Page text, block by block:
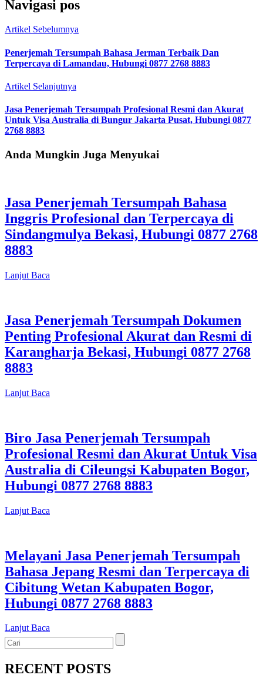
Navigasi pos
Artikel Sebelumnya
Penerjemah Tersumpah Bahasa Jerman Terbaik Dan
Terpercaya di Lamandau, Hubungi 0877 2768 8883
Artikel Selanjutnya
Jasa Penerjemah Tersumpah Profesional Resmi dan Akurat
Untuk Visa Australia di Bungur Jakarta Pusat, Hubungi 0877
2768 8883
Anda Mungkin Juga Menyukai
Jasa Penerjemah Tersumpah Bahasa
Inggris Profesional dan Terpercaya di
Sindangmulya Bekasi, Hubungi 0877 2768
8883
Lanjut Baca
Jasa Penerjemah Tersumpah Dokumen
Penting Profesional Akurat dan Resmi di
Karangharja Bekasi, Hubungi 0877 2768
8883
Lanjut Baca
Biro Jasa Penerjemah Tersumpah
Profesional Resmi dan Akurat Untuk Visa
Australia di Cileungsi Kabupaten Bogor,
Hubungi 0877 2768 8883
Lanjut Baca
Melayani Jasa Penerjemah Tersumpah
Bahasa Jepang Resmi dan Terpercaya di
Cibitung Wetan Kabupaten Bogor,
Hubungi 0877 2768 8883
Lanjut Baca
RECENT POSTS